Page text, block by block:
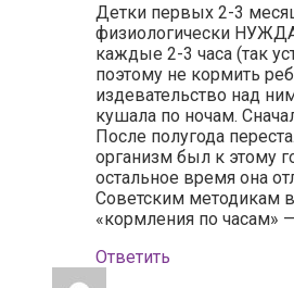
Детки первых 2-3
физиологически
каждые 2-3 часа (так
поэтому не кормить
издевательство над
кушала по ночам.
После полугода
организм был к этому
остальное время она
Советским методикам
«кормления по часам»
Ответить